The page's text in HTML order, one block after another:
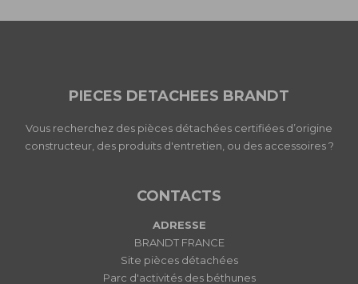
PIECES DETACHEES BRANDT
Vous recherchez des pièces détachées certifiées d’origine
constructeur, des produits d'entretien, ou des accessoires ?
CONTACTS
ADRESSE
BRANDT FRANCE
Site pièces détachées
Parc d'activités des béthunes